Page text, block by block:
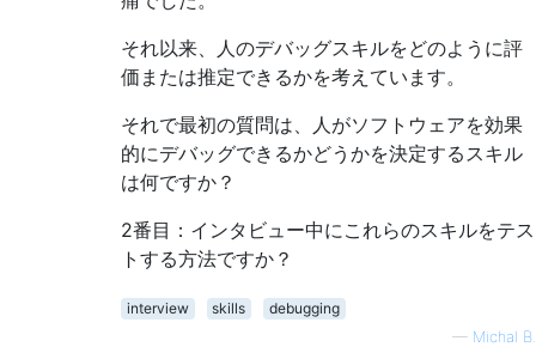
それ以来、人のデバッグスキルをどのように評
価または推定できるかを考えています。
それで最初の質問は、人がソフトウェアを効果
的にデバッグできるかどうかを決定するスキル
は何ですか？
2番目：インタビュー中にこれらのスキルをテス
トする方法ですか？
interview skills
debugging
— Michal B.